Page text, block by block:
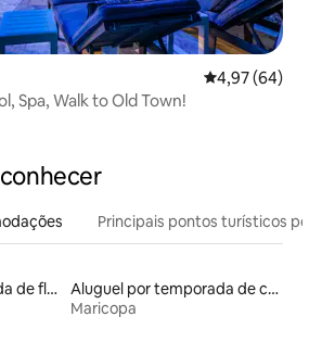
4,97 de uma
4,97 (64)
Spa, Walk to Old Town!
Principais pontos turísticos
Aluguel por temporada de flats
Aluguel por temporada de casas de hóspedes
Maricopa